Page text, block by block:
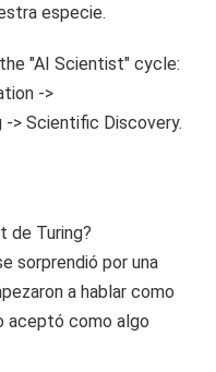
especie.
de Turing?
sorprendió por una
a hablar como
aceptó como algo